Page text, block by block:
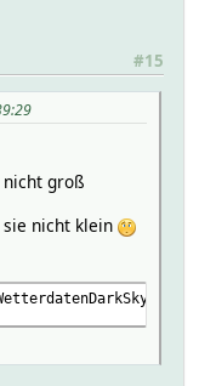
#15
groß
sie nicht klein